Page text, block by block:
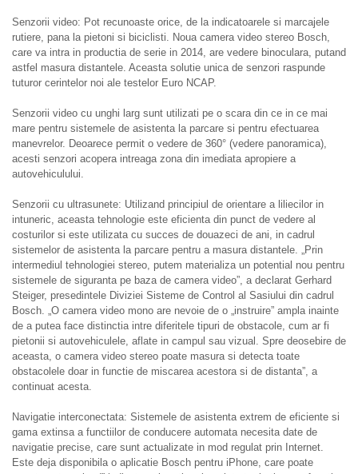
Senzorii video: Pot recunoaste orice, de la indicatoarele si marcajele
rutiere, pana la pietoni si biciclisti. Noua camera video stereo Bosch,
care va intra in productia de serie in 2014, are vedere binoculara, putand
astfel masura distantele. Aceasta solutie unica de senzori raspunde
tuturor cerintelor noi ale testelor Euro NCAP.
Senzorii video cu unghi larg sunt utilizati pe o scara din ce in ce mai
mare pentru sistemele de asistenta la parcare si pentru efectuarea
manevrelor. Deoarece permit o vedere de 360° (vedere panoramica),
acesti senzori acopera intreaga zona din imediata apropiere a
autovehiculului.
Senzorii cu ultrasunete: Utilizand principiul de orientare a liliecilor in
intuneric, aceasta tehnologie este eficienta din punct de vedere al
costurilor si este utilizata cu succes de douazeci de ani, in cadrul
sistemelor de asistenta la parcare pentru a masura distantele. „Prin
intermediul tehnologiei stereo, putem materializa un potential nou pentru
sistemele de siguranta pe baza de camera video”, a declarat Gerhard
Steiger, presedintele Diviziei Sisteme de Control al Sasiului din cadrul
Bosch. „O camera video mono are nevoie de o „instruire” ampla inainte
de a putea face distinctia intre diferitele tipuri de obstacole, cum ar fi
pietonii si autovehiculele, aflate in campul sau vizual. Spre deosebire de
aceasta, o camera video stereo poate masura si detecta toate
obstacolele doar in functie de miscarea acestora si de distanta”, a
continuat acesta.
Navigatie interconectata: Sistemele de asistenta extrem de eficiente si
gama extinsa a functiilor de conducere automata necesita date de
navigatie precise, care sunt actualizate in mod regulat prin Internet.
Este deja disponibila o aplicatie Bosch pentru iPhone, care poate